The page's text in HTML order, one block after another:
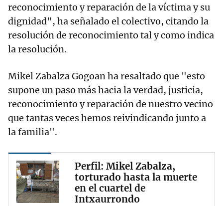
reconocimiento y reparación de la víctima y su
dignidad", ha señalado el colectivo, citando la
resolución de reconocimiento tal y como indica
la resolución.
Mikel Zabalza Gogoan ha resaltado que "esto
supone un paso más hacia la verdad, justicia,
reconocimiento y reparación de nuestro vecino
que tantas veces hemos reivindicando junto a
la familia".
Perfil: Mikel Zabalza,
torturado hasta la muerte
en el cuartel de
Intxaurrondo